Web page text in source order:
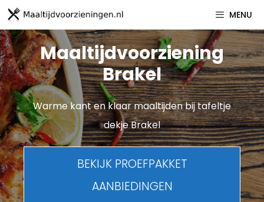
Spring
naar
inhoud
MENU
Maaltijdvoorziening
Brakel
Warme kant en klaar maaltijden bij tafeltje
dekje Brakel
BEKIJK PROEFPAKKET
AANBIEDINGEN